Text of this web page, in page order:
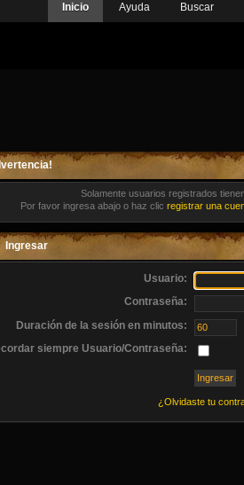
Inicio Ayuda Buscar
Solamente usuarios registrados
Por favor ingresa abajo o haz clic registrar una
Ingresar
Usuario:
Contraseña:
Duración de la sesión en minutos:
siempre Usuario/Contraseña:
¿Olvidaste tu